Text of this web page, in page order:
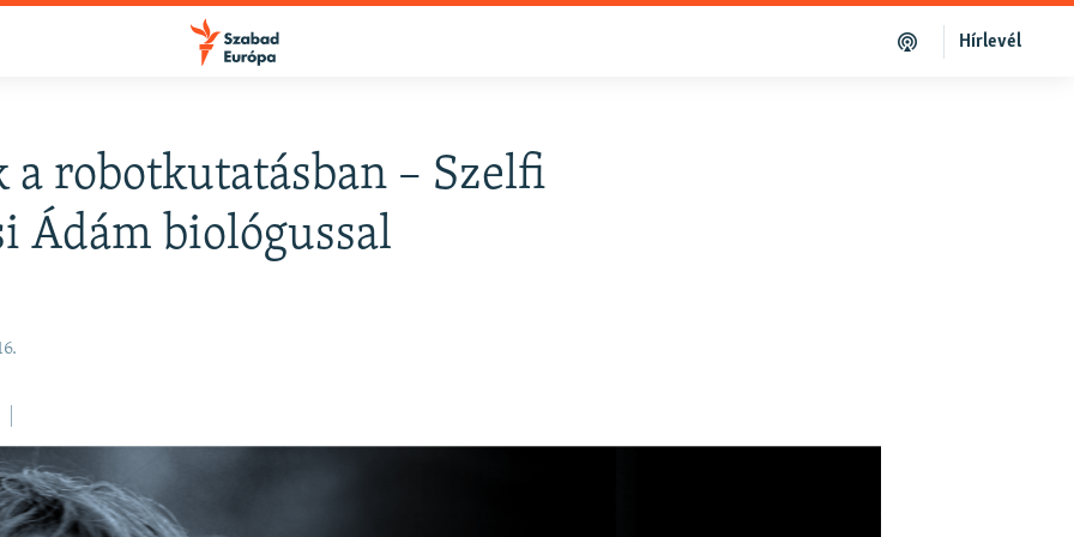
Hírlevél
a robotkutatásban – Szelfi
Ádám biológussal
FELIRATKOZÁS